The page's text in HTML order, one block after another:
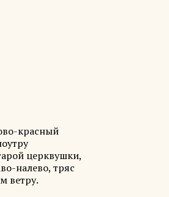
красный
церквушки,
налево, тряс
ветру.